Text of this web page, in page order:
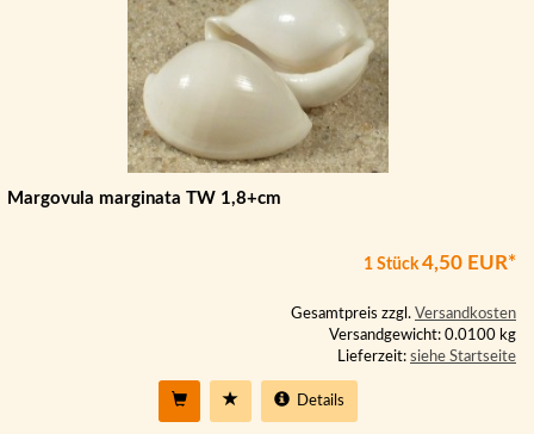
Margovula marginata TW 1,8+cm
1 Stück4,50 EUR*
Gesamtpreis zzgl. Versandkosten
Versandgewicht: 0.0100 kg
Lieferzeit: siehe Startseite
Details